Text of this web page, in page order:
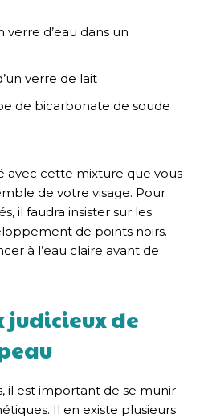
verre d’eau dans un
verre de lait
de bicarbonate de soude
avec cette mixture que vous
de votre visage. Pour
il faudra insister sur les
de points noirs.
à l’eau claire avant de
judicieux de
il est important de se munir
Il en existe plusieurs